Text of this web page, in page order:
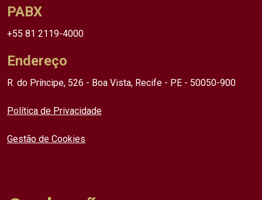
PABX
+55 81 2119-4000
Endereço
R. do Príncipe, 526 - Boa Vista, Recife - PE - 50050-900
Política de Privacidade
Gestão de Cookies